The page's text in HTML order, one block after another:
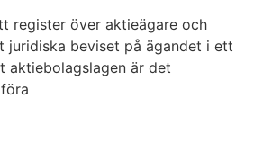
register över aktieägare och
juridiska beviset på ägandet i ett
aktiebolagslagen är det